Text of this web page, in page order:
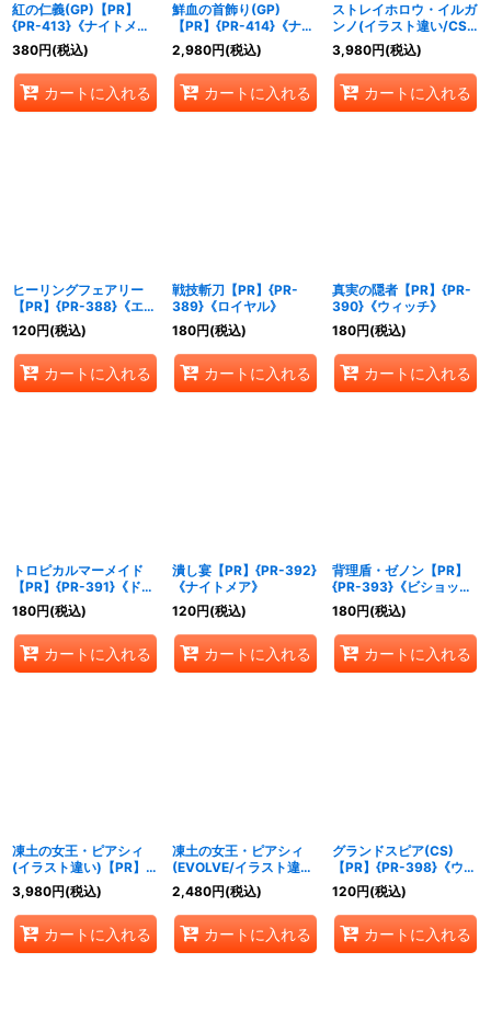
紅の仁義(GP)【PR】
{PR-413}《ナイトメ
ア》
380円(税込)
カートに入れる
鮮血の首飾り(GP)
【PR】{PR-414}《ナイ
トメア》
2,980円(税込)
カートに入れる
ストレイホロウ・イルガ
ンノ(イラスト違い/CS)
【PR】{PR-399}《ナイ
トメア》
3,980円(税込)
カートに入れる
ヒーリングフェアリー
【PR】{PR-388}《エル
フ》
120円(税込)
カートに入れる
戦技斬刀【PR】{PR-
389}《ロイヤル》
180円(税込)
カートに入れる
真実の隠者【PR】{PR-
390}《ウィッチ》
180円(税込)
カートに入れる
トロピカルマーメイド
【PR】{PR-391}《ドラ
ゴン》
180円(税込)
カートに入れる
潰し宴【PR】{PR-392}
《ナイトメア》
120円(税込)
カートに入れる
背理盾・ゼノン【PR】
{PR-393}《ビショッ
プ》
180円(税込)
カートに入れる
凍土の女王・ピアシィ
(イラスト違い)【PR】
{PR-394}《エルフ》
3,980円(税込)
カートに入れる
凍土の女王・ピアシィ
(EVOLVE/イラスト違い)
【PR】{PR-395}《エル
フ》
2,480円(税込)
カートに入れる
グランドスピア(CS)
【PR】{PR-398}《ウィ
ッチ》
120円(税込)
カートに入れる